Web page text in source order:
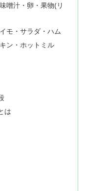
噌汁・卵・果物(リ
モ・サラダ・ハム
ン・ホットミル
は